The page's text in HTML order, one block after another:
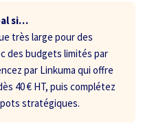
si…
très large pour des
des budgets limités par
par Linkuma qui offre
40 € HT, puis complétez
stratégiques.